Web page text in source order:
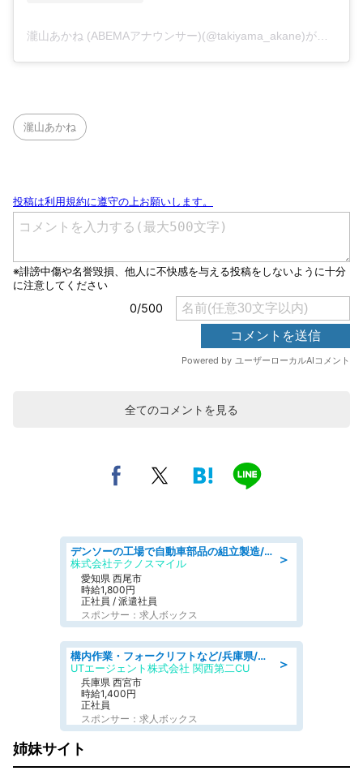
瀧山あかね
全てのコメントを見る
＞
デンソーの工場で自動車部品の組立製造/denso aichi
株式会社テクノスマイル
愛知県 西尾市
時給1,800円
正社員 / 派遣社員
スポンサー：求人ボックス
＞
構内作業・フォークリフトなど/兵庫県/月収25万円可 リーチフォークリフトのお仕事 ブランクOK 日勤 年休120日 食堂あり
UTエージェント株式会社 関西第二CU
兵庫県 西宮市
時給1,400円
正社員
スポンサー：求人ボックス
姉妹サイト